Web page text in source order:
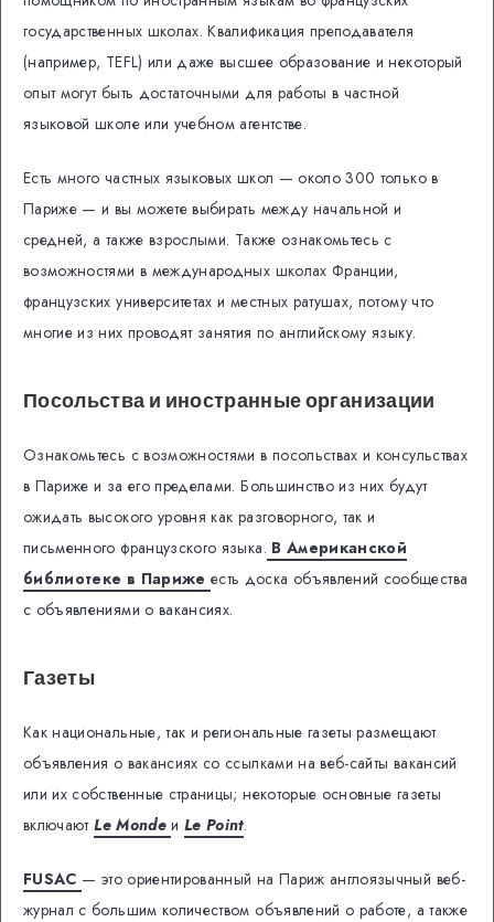
государственных школах. Квалификация преподавателя
(например, TEFL) или даже высшее образование и некоторый
опыт могут быть достаточными для работы в частной
языковой школе или учебном агентстве.
Есть много частных языковых школ — около 300 только в
Париже — и вы можете выбирать между начальной и
средней, а также взрослыми. Также ознакомьтесь с
возможностями в международных школах Франции,
французских университетахи местных ратушах, потому что
многие из них проводят занятия по английскому языку.
Посольства и иностранные организации
Ознакомьтесь с возможностями в посольствах и консульствах
в Париже и за его пределами. Большинство из них будут
ожидать высокого уровня как разговорного, так и
письменного французского языка. В Американской
библиотеке в Париже есть доска объявлений сообщества
с объявлениями о вакансиях.
Газеты
Как национальные, так и региональные газеты размещают
объявления о вакансиях со ссылками на веб-сайты вакансий
или их собственные страницы; некоторые основные газеты
включаютLe MondeиLe Point.
FUSAC — это ориентированный на Париж англоязычный веб-
журнал с большим количеством объявлений о работе, а также